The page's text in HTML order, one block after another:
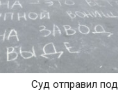
Суд отправил под